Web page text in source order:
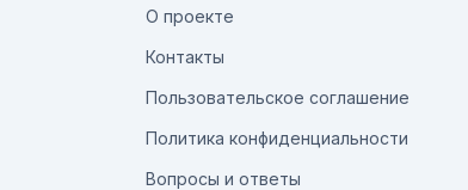
О проекте
Контакты
Пользовательское соглашение
Политика конфиденциальности
Вопросы и ответы